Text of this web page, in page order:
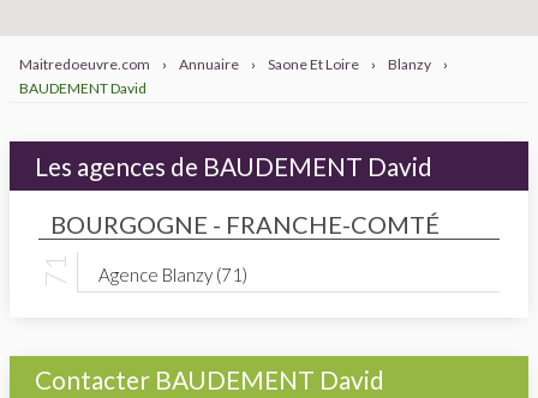
Maitredoeuvre.com › Annuaire › Saone Et Loire › Blanzy
›
BAUDEMENT David
Les agences de BAUDEMENT David
BOURGOGNE - FRANCHE-COMTÉ
Agence Blanzy (71)
Contacter BAUDEMENT David